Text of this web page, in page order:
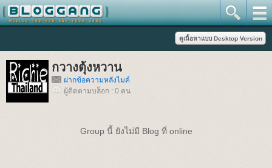
กวางตุ้งหวาน
ฝากข้อความหลังไมค์
ผู้ติดตามบล็อก : 0 คน
Group นี้ ยังไม่มี Blog ที่ online